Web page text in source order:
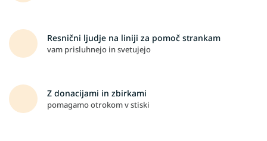
Resnični ljudje na liniji za pomoč strankam
vam prisluhnejo in svetujejo
Z donacijami in zbirkami
pomagamo otrokom v stiski